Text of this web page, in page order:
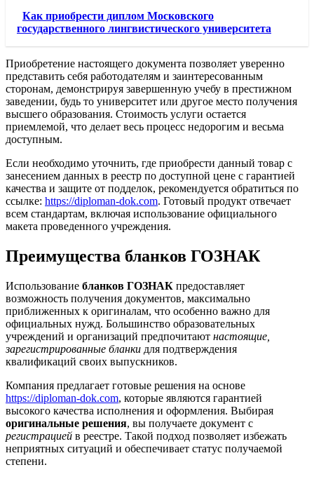
Как приобрести диплом Московского
государственного лингвистического университета
Приобретение настоящего документа позволяет уверенно
представить себя работодателям и заинтересованным
сторонам, демонстрируя завершенную учебу в престижном
заведении, будь то университет или другое место получения
высшего образования. Стоимость услуги остается
приемлемой, что делает весь процесс недорогим и весьма
доступным.
Если необходимо уточнить, где приобрести данный товар с
занесением данных в реестр по доступной цене с гарантией
качества и защите от подделок, рекомендуется обратиться по
ссылке: https://diploman-dok.com. Готовый продукт отвечает
всем стандартам, включая использование официального
макета проведенного учреждения.
Преимущества бланков ГОЗНАК
Использование бланков ГОЗНАК предоставляет
возможность получения документов, максимально
приближенных к оригиналам, что особенно важно для
официальных нужд. Большинство образовательных
учреждений и организаций предпочитают настоящие,
зарегистрированные бланки для подтверждения
квалификаций своих выпускников.
Компания предлагает готовые решения на основе
https://diploman-dok.com, которые являются гарантией
высокого качества исполнения и оформления. Выбирая
оригинальные решения, вы получаете документ с
регистрацией в реестре. Такой подход позволяет избежать
неприятных ситуаций и обеспечивает статус получаемой
степени.